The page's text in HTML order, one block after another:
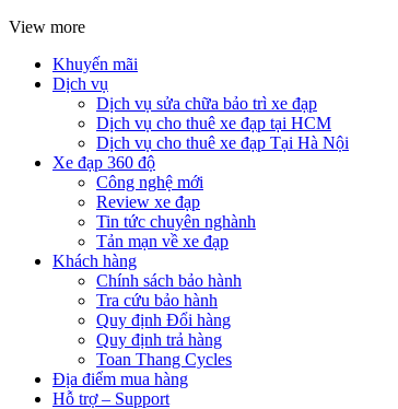
View more
Khuyến mãi
Dịch vụ
Dịch vụ sửa chữa bảo trì xe đạp
Dịch vụ cho thuê xe đạp tại HCM
Dịch vụ cho thuê xe đạp Tại Hà Nội
Xe đạp 360 độ
Công nghệ mới
Review xe đạp
Tin tức chuyên nghành
Tản mạn về xe đạp
Khách hàng
Chính sách bảo hành
Tra cứu bảo hành
Quy định Đổi hàng
Quy định trả hàng
Toan Thang Cycles
Địa điểm mua hàng
Hỗ trợ – Support